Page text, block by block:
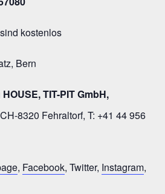
kostenlos
Bern
TIT-PIT GmbH,
8320 Fehraltorf, T: +41 44 956
, Facebook, Twitter, Instagram,